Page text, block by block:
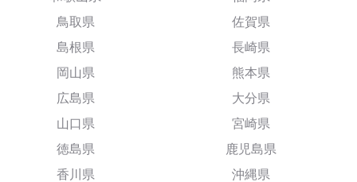
鳥取県
島根県
岡山県
広島県
山口県
徳島県
香川県
佐賀県
長崎県
熊本県
大分県
宮崎県
鹿児島県
沖縄県